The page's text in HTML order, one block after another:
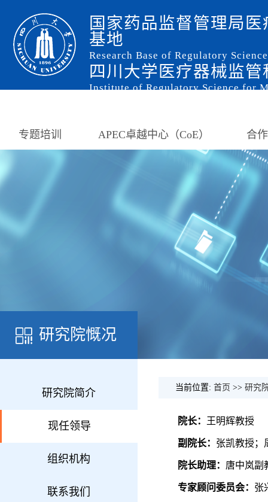
国家药品监督管理局
基地
Research Base of Regulatory
四川大学医疗器械监
Institute of Regulatory Science for
专题培训 APEC卓越中心（CoE） 合
研究院慨况
研究院简介
现任领导
组织机构
联系我们
当前位置: 首页 >> 研究
院长： 王明辉教授
副院长： 张凯教授；
院长助理： 唐中岚副
专家顾问委员会： 张